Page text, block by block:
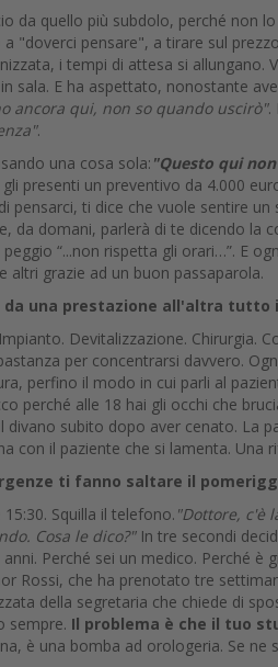
da quello più subdolo, perché non
a "doverci pensare", a tirare sul
i tempi di attesa si allungano.
sala. E ha aspettato, nonostante
ancora qui, non so quando uscirò".
.
una cosa sola: "Questo qui
presenti un preventivo da 4.000
pensarci, ti dice che vuole sentire
da domani, parlerà di te dicendo la
peggio “...non rispetta gli orari…”. E
altri grazie ad un buon passaparola.
da una prestazione all'altra
Devitalizzazione. Chirurgia.
per concentrarsi davvero.
perfino il modo in cui parli al
perché alle 18 hai gli occhi che
divano subito dopo aver cenato. La
con il paziente che si lamenta. Una
ti fanno saltare il
15:30. Squilla il telefono. "Dottore, c'è
Cosa le dico?" In tre secondi
anni. Perché sei un medico. Perché
Rossi, che ha prenotato tre
della segretaria che chiede di
sempre. Il problema è che il tuo
è una bomba ad orologeria. Se